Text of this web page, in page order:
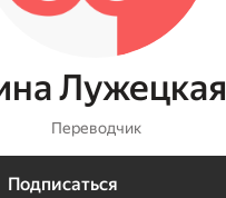
Лужецкая
Переводчик
Подписаться